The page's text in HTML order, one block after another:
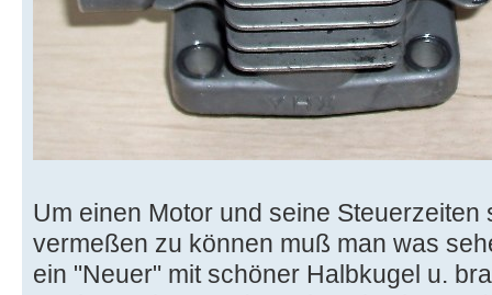
Um einen Motor und seine Steuerzeiten
vermeßen zu können muß man was
ein "Neuer" mit schöner Halbkugel u.